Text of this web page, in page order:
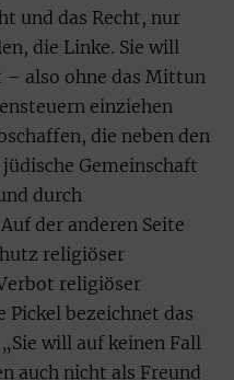
und das Recht, nur
die Linke. Sie will
– also ohne das Mittun
einziehen
die neben den
Gemeinschaft
durch
der anderen Seite
religiöser
religiöser
Pickel bezeichnet das
will auf keinen Fall
auch nicht als Freund